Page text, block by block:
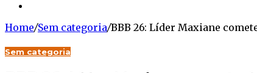
Home/Sem categoria/BBB 26: Líder Maxiane
Sem categoria